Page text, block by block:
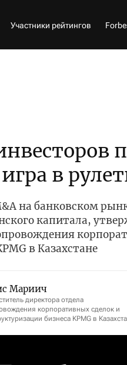
Участники рейтингов
в
на банковском
капитала,
в Казахстане
Мариич
директора отдела
корпоративных сделок и
бизнеса KPMG в